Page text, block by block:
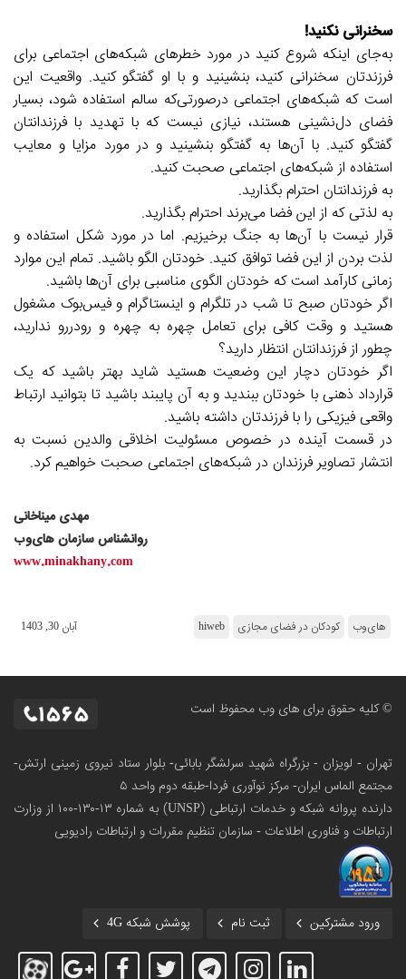
سخنرانی نکنید!
به‌جای اینکه شروع کنید در مورد خطرهای شبکه‌های اجتماعی برای
فرزندتان سخنرانی کنید، بنشینید و با او گفتگو کنید. واقعیت این
است که شبکه‌های اجتماعی درصورتی‌که سالم استفاده شود، بسیار
فضای دل‌نشینی هستند، نیازی نیست که با تهدید با فرزندانتان
گفتگو کنید. با آن‌ها به گفتگو بنشینید و در مورد مزایا و معایب
استفاده از شبکه‌های اجتماعی صحبت کنید.
به فرزندانتان احترام بگذارید.
به لذتی که از این فضا می‌برند احترام بگذارید.
قرار نیست با آن‌ها به جنگ برخیزیم. اما در مورد شکل استفاده و
لذت بردن از این فضا توافق کنید. خودتان الگو باشید. تمام این موارد
زمانی کارآمد است که خودتان الگوی مناسبی برای آن‌ها باشید.
اگر خودتان صبح تا شب در تلگرام و اینستاگرام و فیس‌بوک مشغول
هستید و وقت کافی برای تعامل چهره به چهره و رودررو ندارید،
چطور از فرزندانتان انتظار دارید؟
اگر خودتان دچار این وضعیت هستید شاید بهتر باشید که یک
قرارداد ذهنی با خودتان ببندید و به آن پایبند باشید تا بتوانید ارتباط
واقعی فیزیکی را با فرزندتان داشته باشید.
در قسمت آینده در خصوص مسئولیت اخلاقی والدین نسبت به
انتشار تصاویر فرزندان در شبکه‌های اجتماعی صحبت خواهیم کرد.
مهدی میناخانی
روانشناس سازمان های‌وب
www.minakhany.com
های‌وب کودکان در فضای مجازی hiweb آبان 30, 1403
© کلیه حقوق برای های وب محفوظ است
تهران - لویزان - بزرگراه شهید سرلشگر بابائی- بلوار ستاد نیروی زمینی ارتش-
مجتمع الماس ایران- مرکز نوآوری فردا-طبقه دوم واحد ۵
دارنده پروانه شبکه و خدمات ارتباطی (UNSP) به شماره ۱۳-۱۳۰-۱۰۰
از وزارت
ارتباطات و فناوری اطلاعات - سازمان تنظیم مقررات و ارتباطات رادیویی
ورود مشترکین ثبت نام پوشش شبکه 4G